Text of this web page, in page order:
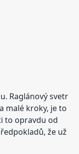
Raglánový svetr
malé kroky, je to
to opravdu od
že už